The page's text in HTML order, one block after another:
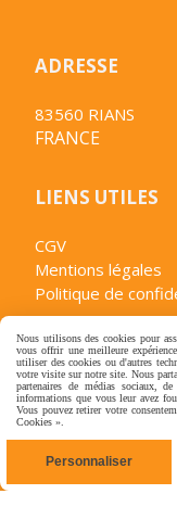
ADRESSE
83560 RIANS
FRANCE
LIENS UTILES
CGV
Mentions légales
Politique de
CONTACT
06.22.98.72.98
[email protected]
Nous utilisons des cookies pour
vous offrir une meilleure
utiliser des cookies ou d'autres
votre visite sur notre site. Nous
partenaires de médias sociaux,
informations que vous leur avez
Vous pouvez retirer votre
Cookies ».
Personnaliser